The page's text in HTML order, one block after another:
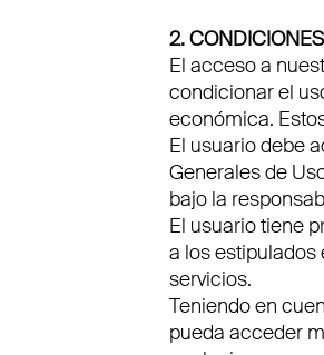
2.
El acceso a
condicionar el
económica.
El usuario debe
Generales de
bajo la
El usuario tiene
a los
servicios.
Teniendo en
pueda acceder